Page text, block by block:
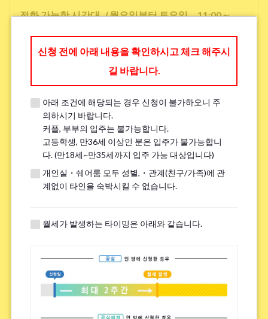
전화 가능한 시간대（월요일부터 토요일 11:00～
17:00） *
※견학 전에 전화나 LINE, Zoom을 통해 견학에 대한 세부 내용을 안내해 드
※이미 견학을 진행한 분은 ｢견학했음｣이라고 기입해주세요.
*
※전면 금연 하우스에는 흡연자는 입주하실 수 없으므로 양해 바랍니다.
자전거 주차장에 대해. *
필수 불필요
신청 전에 아래 내용을 확인하시고 체크 해주시
길 바랍니다.
아래 조건에 해당되는 경우 신청이 불가하오니 주
의하시기 바랍니다.
커플, 부부의 입주는 불가능합니다.
고등학생, 만36세 이상인 분은 입주가 불가능합니
다. (만18세~만35세까지 입주 가능 대상입니다)
개인실・쉐어룸 모두 성별,・관계(친구/가족)에 관
계없이 타인을 숙박시킬 수 없습니다.
월세가 발생하는 타이밍은 아래와 같습니다.